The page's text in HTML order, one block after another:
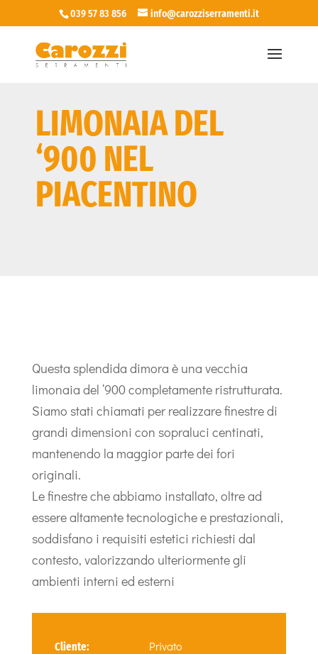
039 57 83 856 info@carozziserramenti.it
LIMONAIA DEL
‘900 NEL
PIACENTINO
Questa splendida dimora è una vecchia
limonaia del ‘900 completamente ristrutturata.
Siamo stati chiamati per realizzare finestre di
grandi dimensioni con sopraluci centinati,
mantenendo la maggior parte dei fori
originali.
Le finestre che abbiamo installato, oltre ad
essere altamente tecnologiche e prestazionali,
soddisfano i requisiti estetici richiesti dal
contesto, valorizzando ulteriormente gli
ambienti interni ed esterni
Cliente: Privato